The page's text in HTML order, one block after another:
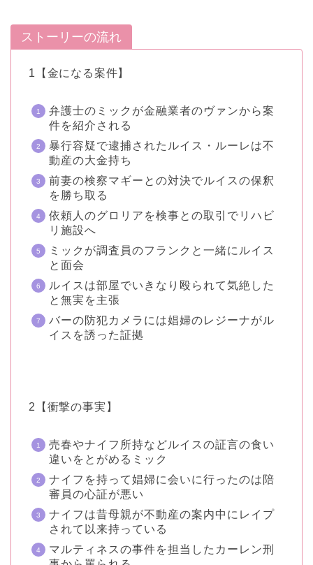
ストーリーの流れ
1【金になる案件】
弁護士のミックが金融業者のヴァンから案
件を紹介される
暴行容疑で逮捕されたルイス・ルーレは不
動産の大金持ち
前妻の検察マギーとの対決でルイスの保釈
を勝ち取る
依頼人のグロリアを検事との取引でリハビ
リ施設へ
ミックが調査員のフランクと一緒にルイス
と面会
ルイスは部屋でいきなり殴られて気絶した
と無実を主張
バーの防犯カメラには娼婦のレジーナがル
イスを誘った証拠
2【衝撃の事実】
売春やナイフ所持などルイスの証言の食い
違いをとがめるミック
ナイフを持って娼婦に会いに行ったのは陪
審員の心証が悪い
ナイフは昔母親が不動産の案内中にレイプ
されて以来持っている
マルティネスの事件を担当したカーレン刑